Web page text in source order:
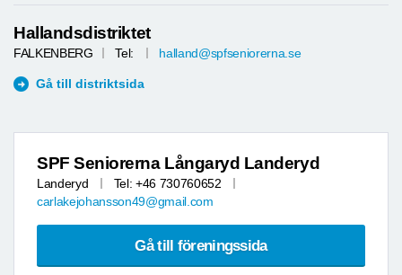
Hallandsdistriktet
FALKENBERG Tel: halland@spfseniorerna.se
Gå till distriktsida
SPF Seniorerna Långaryd Landeryd
Landeryd
Tel: +46 730760652
carlakejohansson49@gmail.com
Gå till föreningssida